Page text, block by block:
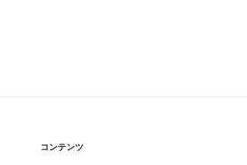
コンテンツ